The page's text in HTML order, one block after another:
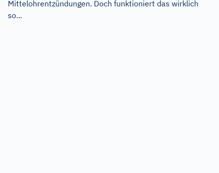
Mittelohrentzündungen. Doch funktioniert das wirklich
so...